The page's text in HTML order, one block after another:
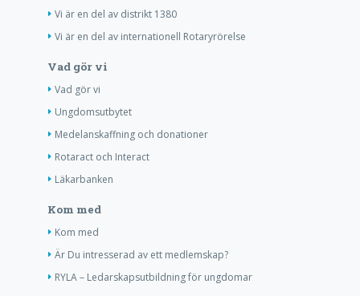
Vi är en del av distrikt 1380
Vi är en del av internationell Rotaryrörelse
Vad gör vi
Vad gör vi
Ungdomsutbytet
Medelanskaffning och donationer
Rotaract och Interact
Läkarbanken
Kom med
Kom med
Är Du intresserad av ett medlemskap?
RYLA – Ledarskapsutbildning för ungdomar